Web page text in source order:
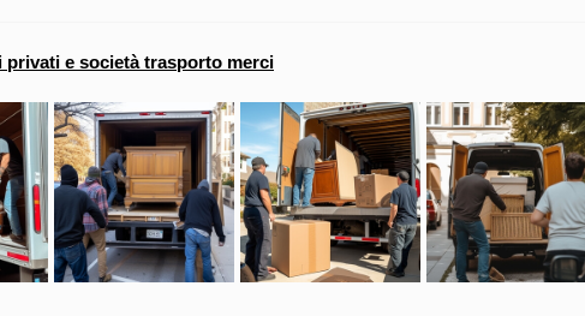
privati e società trasporto merci